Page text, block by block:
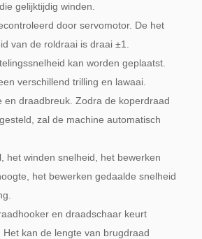
gelijktijdig winden.
door servomotor. De het
van de roldraai is draai ±1.
kan worden geplaatst.
verschillend trilling en lawaai.
en draadbreuk. Zodra de koperdraad
zal de machine automatisch
het winden snelheid, het bewerken
het bewerken gedaalde snelheid
en draadschaar keurt
kan de lengte van brugdraad